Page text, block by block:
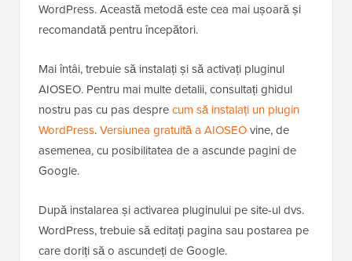
WordPress. Această metodă este cea mai ușoară și
recomandată pentru începători.
Mai întâi, trebuie să instalați și să activați pluginul
AIOSEO. Pentru mai multe detalii, consultați ghidul
nostru pas cu pas desprecum să instalați un plugin
WordPress.Versiunea gratuită a AIOSEOvine, de
asemenea, cu posibilitatea de a ascunde pagini de
Google.
După instalarea și activarea pluginului pe site-ul dvs.
WordPress, trebuie să editați pagina sau postarea pe
care doriți să o ascundeți de Google.